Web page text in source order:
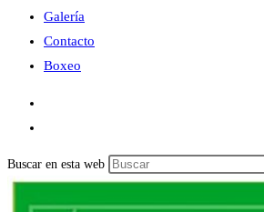
Galería
Contacto
Boxeo
Buscar en esta web